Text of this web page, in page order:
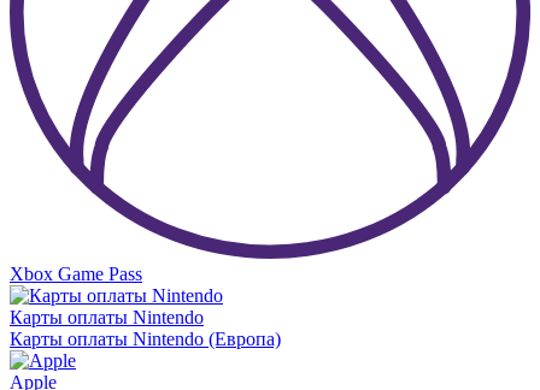
Xbox Game Pass
Карты оплаты Nintendo
Карты оплаты Nintendo (Европа)
Apple